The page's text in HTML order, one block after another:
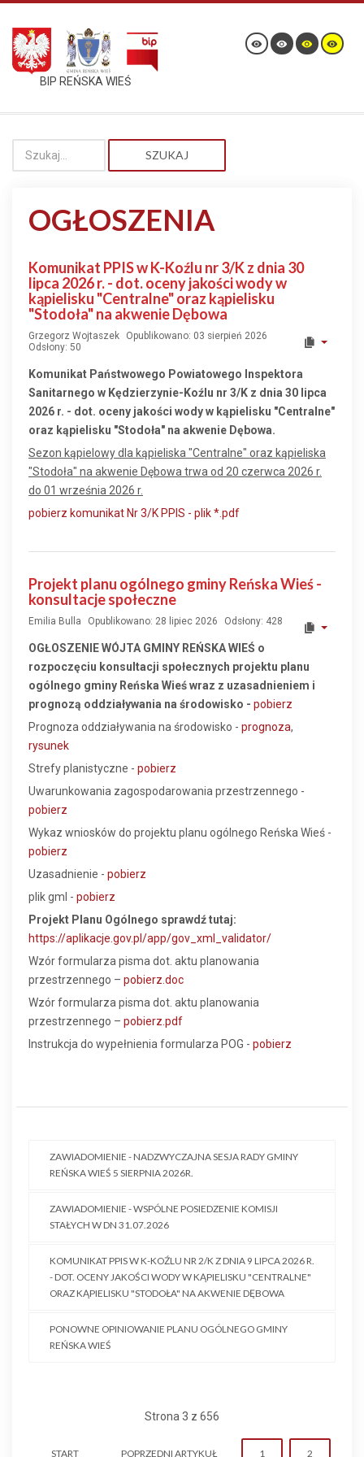
BIP REŃSKA WIEŚ
SZUKAJ
OGŁOSZENIA
Komunikat PPIS w K-Koźlu nr 3/K z dnia 30
lipca 2026 r. - dot. oceny jakości wody w
kąpielisku "Centralne" oraz kąpielisku
"Stodoła" na akwenie Dębowa
Grzegorz Wojtaszek
Opublikowano: 03 sierpień 2026
Odsłony: 50
Komunikat Państwowego Powiatowego Inspektora
Sanitarnego w Kędzierzynie-Koźlu nr 3/K z dnia 30 lipca
2026 r. - dot. oceny jakości wody w kąpielisku "Centralne"
oraz kąpielisku "Stodoła" na akwenie Dębowa.
Sezon kąpielowy dla kąpieliska "Centralne" oraz kąpieliska
"Stodoła" na akwenie Dębowa trwa od 20 czerwca 2026 r.
do 01 września 2026 r.
pobierz komunikat Nr 3/K PPIS - plik *.pdf
Projekt planu ogólnego gminy Reńska Wieś -
konsultacje społeczne
Emilia Bulla Opublikowano: 28 lipiec 2026 Odsłony: 428
OGŁOSZENIE WÓJTA GMINY REŃSKA WIEŚ o
rozpoczęciu konsultacji społecznych projektu planu
ogólnego gminy Reńska Wieś wraz z uzasadnieniem i
prognozą oddziaływania na środowisko - pobierz
Prognoza oddziaływania na środowisko - prognoza,
rysunek
Strefy planistyczne - pobierz
Uwarunkowania zagospodarowania przestrzennego -
pobierz
Wykaz wniosków do projektu planu ogólnego Reńska Wieś -
pobierz
Uzasadnienie - pobierz
plik gml - pobierz
Projekt Planu Ogólnego sprawdź tutaj:
https://aplikacje.gov.pl/app/gov_xml_validator/
Wzór formularza pisma dot. aktu planowania
przestrzennego – pobierz.doc
Wzór formularza pisma dot. aktu planowania
przestrzennego – pobierz.pdf
Instrukcja do wypełnienia formularza POG - pobierz
ZAWIADOMIENIE - NADZWYCZAJNA SESJA RADY GMINY
REŃSKA WIEŚ 5 SIERPNIA 2026R.
ZAWIADOMIENIE - WSPÓLNE POSIEDZENIE KOMISJI
STAŁYCH W DN 31.07.2026
KOMUNIKAT PPIS W K-KOŹLU NR 2/K Z DNIA 9 LIPCA 2026 R.
- DOT. OCENY JAKOŚCI WODY W KĄPIELISKU "CENTRALNE"
ORAZ KĄPIELISKU "STODOŁA" NA AKWENIE DĘBOWA
PONOWNE OPINIOWANIE PLANU OGÓLNEGO GMINY
REŃSKA WIEŚ
Strona 3 z 656
START POPRZEDNI ARTYKUŁ 1 2